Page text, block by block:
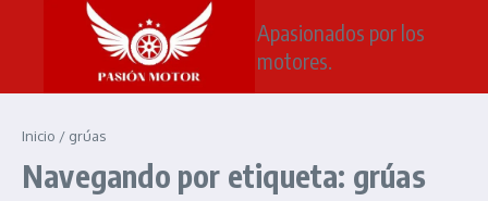
Saltar al contenido
Apasionados por los
motores.
Inicio / grúas
Navegando por etiqueta: grúas